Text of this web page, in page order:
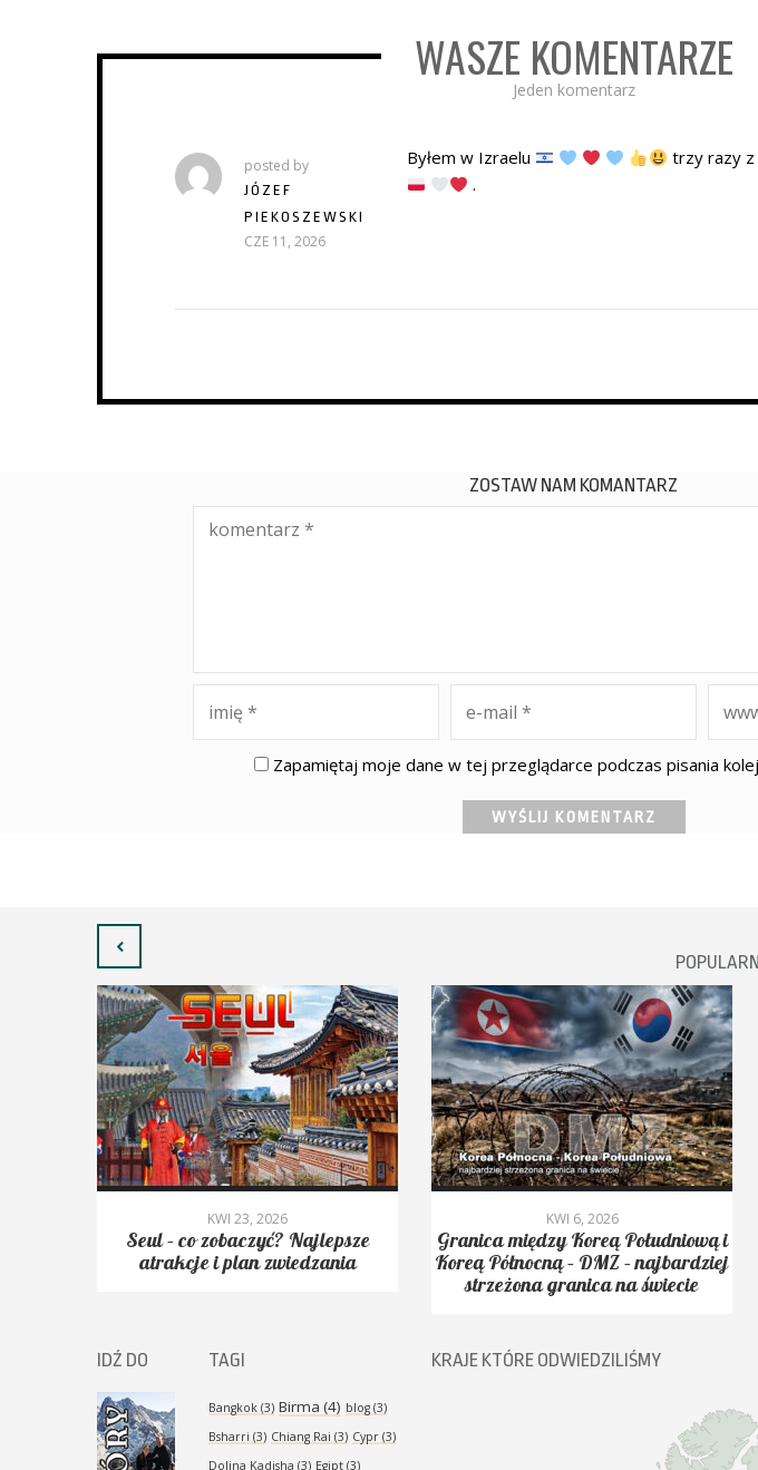
WASZE KOMENTARZE
Jeden komentarz
posted by
JÓZEF
PIEKOSZEWSKI
CZE 11, 2026
Byłem w Izraelu
trzy razy z
.
ZOSTAW NAM KOMANTARZ
Zapamiętaj moje dane w tej przeglądarce podczas pisania
KWI 23, 2026
Seul – co zobaczyć? Najlepsze
atrakcje i plan zwiedzania
KWI 6, 2026
Granica między Koreą Południową i
Koreą Północną – DMZ – najbardziej
strzeżona granica na świecie
IDŹ DO TAGI
Bangkok (3) Birma (4) blog (3)
Bsharri (3) Chiang Rai (3) Cypr (3)
Dolina Kadisha (3) Egipt (3)
KRAJE KTÓRE ODWIEDZILIŚMY